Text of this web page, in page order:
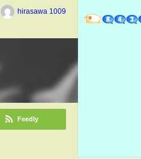
hirasawa 1009
Feedly